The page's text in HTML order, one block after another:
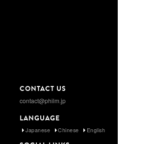
CONTACT US
contact@philm.jp
LANGUAGE
Japanese Chinese English